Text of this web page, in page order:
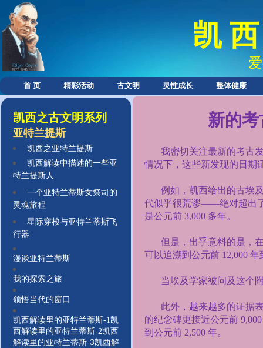
凯
首 页 精彩活动 古文明 灵性成长 整体健康
新的
我密切关注最新的考古
情况下，这些新发现的日期
例如，凯西给出的古埃
代似乎很荒谬——绝对超出
是公元前 3,000 多年。
但是，出乎意料的是，
可以追溯到公元前 12,000 年
当埃及学家被问及这个
此外，越来越多的证据
的纪念碑更接近公元前
到公元前 2,500 年。
凯西之古文明系列
亚特兰提斯
凯西之亚特兰提斯
凯西解读中描述的一些亚
特兰提斯人
一个亚特兰蒂斯女祭司的
灵魂旅程
星际穿梭与亚特兰蒂斯飞
行器
漫谈亚特兰蒂斯
我的探索之旅
领悟当代的窗口
凯西解读里的亚特兰蒂斯-1凯
西解读里的亚特兰蒂斯-2凯西
解读里的亚特兰蒂斯-3凯西解